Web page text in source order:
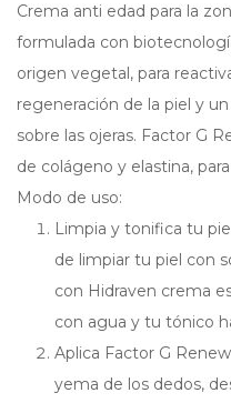
Crema anti edad para la
formulada con
origen vegetal, para
regeneración de la piel y
sobre las ojeras. Factor G
de colágeno y elastina,
Modo de uso:
Limpia y tonifica tu
de limpiar tu piel con
con Hidraven crema
con agua y tu tónico
Aplica Factor G
yema de los dedos,